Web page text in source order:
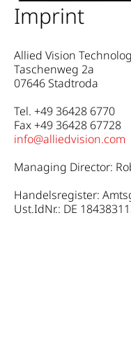
Imprint
Allied Vision
Taschenweg 2a
07646 Stadtroda
Tel. +49 36428 6770
Fax +49 36428 67728
info@alliedvision.com
Managing Director:
Handelsregister:
Ust.IdNr.: DE